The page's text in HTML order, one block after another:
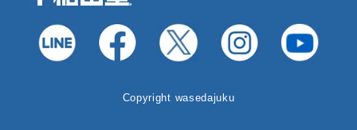
Copyright wasedajuku